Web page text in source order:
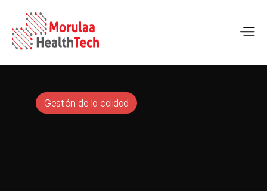
Gestión de la calidad